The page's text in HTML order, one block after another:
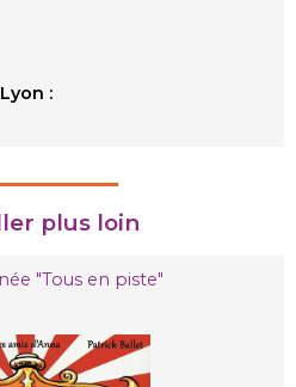
:
plus loin
"Tous en piste"